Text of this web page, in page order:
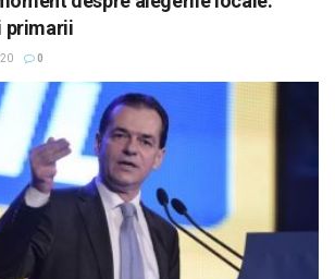
primarii
0